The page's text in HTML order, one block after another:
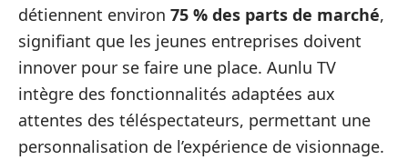
détiennent environ 75 % des parts de marché,
signifiant que les jeunes entreprises doivent
innover pour se faire une place. Aunlu TV
intègre des fonctionnalités adaptées aux
attentes des téléspectateurs, permettant une
personnalisation de l’expérience de visionnage.